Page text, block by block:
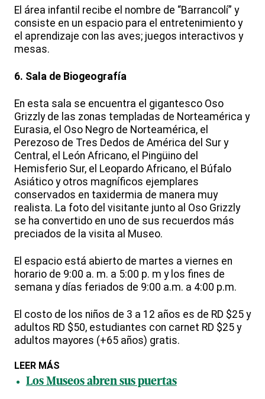
El área infantil recibe el nombre de “Barrancolí” y
consiste en un espacio para el entretenimiento y
el aprendizaje con las aves; juegos interactivos y
mesas.
6. Sala de Biogeografía
En esta sala se encuentra el gigantesco Oso
Grizzly de las zonas templadas de Norteamérica y
Eurasia, el Oso Negro de Norteamérica, el
Perezoso de Tres Dedos de América del Sur y
Central, el León Africano, el Pingüino del
Hemisferio Sur, el Leopardo Africano, el Búfalo
Asiático y otros magníficos ejemplares
conservados en taxidermia de manera muy
realista. La foto del visitante junto al Oso Grizzly
se ha convertido en uno de sus recuerdos más
preciados de la visita al Museo.
El espacio está abierto de martes a viernes en
horario de 9:00 a. m. a 5:00 p. m y los fines de
semana y días feriados de 9:00 a.m. a 4:00 p.m.
El costo de los niños de 3 a 12 años es de RD $25 y
adultos RD $50, estudiantes con carnet RD $25 y
adultos mayores (+65 años) gratis.
LEER MÁS
Los Museos abren sus puertas